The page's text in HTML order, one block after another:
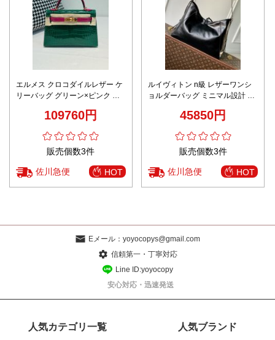
エルメス クロコダイルレザー ケ
リーバッグ グリーン×ピンク 偽
派モデル109760円
販売個数3件
佐川急便 HOT
ルイヴィトン n級 レザーワンシ
ョルダーバッグ ミニマル設計 上
45850円
販売個数3件
佐川急便 HOT
Eメール： yoyocopys@gmail.com
信頼第一・丁寧対応
Line ID:yoyocopy
安心対応・迅速発送
人気カテゴリ一覧 人気ブランド